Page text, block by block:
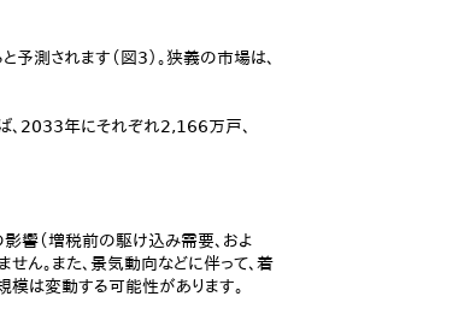
測されます（図3）。狭義の市場は、
、2033年にそれぞれ2,166万戸、
響（増税前の駆け込み需要、およ
ん。また、景気動向などに伴って、着
模は変動する可能性があります。